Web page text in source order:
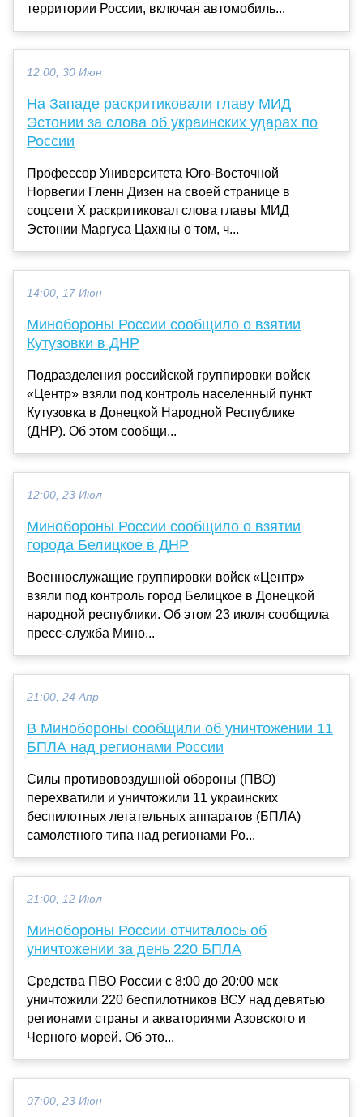
территории России, включая автомобиль...
12:00, 30 Июн
На Западе раскритиковали главу МИД
Эстонии за слова об украинских ударах по
России
Профессор Университета Юго-Восточной
Норвегии Гленн Дизен на своей странице в
соцсети Х раскритиковал слова главы МИД
Эстонии Маргуса Цахкны о том, ч...
14:00, 17 Июн
Минобороны России сообщило о взятии
Кутузовки в ДНР
Подразделения российской группировки войск
«Центр» взяли под контроль населенный пункт
Кутузовка в Донецкой Народной Республике
(ДНР). Об этом сообщи...
12:00, 23 Июл
Минобороны России сообщило о взятии
города Белицкое в ДНР
Военнослужащие группировки войск «Центр»
взяли под контроль город Белицкое в Донецкой
народной республики. Об этом 23 июля сообщила
пресс-служба Мино...
21:00, 24 Апр
В Минобороны сообщили об уничтожении 11
БПЛА над регионами России
Силы противовоздушной обороны (ПВО)
перехватили и уничтожили 11 украинских
беспилотных летательных аппаратов (БПЛА)
самолетного типа над регионами Ро...
21:00, 12 Июл
Минобороны России отчиталось об
уничтожении за день 220 БПЛА
Средства ПВО России с 8:00 до 20:00 мск
уничтожили 220 беспилотников ВСУ над девятью
регионами страны и акваториями Азовского и
Черного морей. Об это...
07:00, 23 Июн